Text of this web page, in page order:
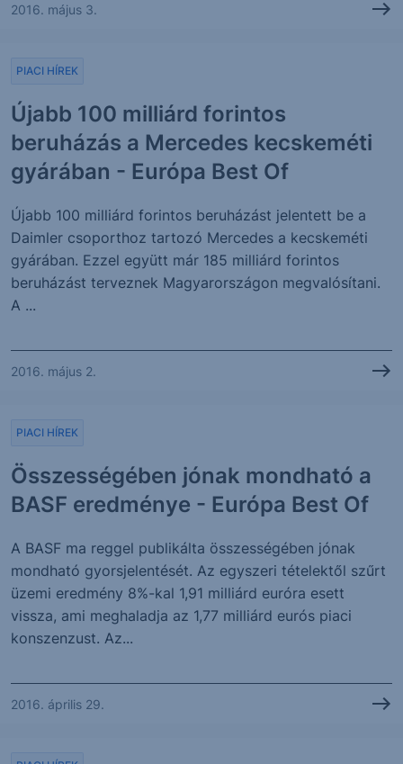
2016. május 3.
Újabb 100 milliárd forintos
beruházás a Mercedes kecskeméti
gyárában - Európa Best Of
PIACI HÍREK
Újabb 100 milliárd forintos beruházást jelentett be a
Daimler csoporthoz tartozó Mercedes a kecskeméti
gyárában. Ezzel együtt már 185 milliárd forintos
beruházást terveznek Magyarországon megvalósítani.
A ...
2016. május 2.
Összességében jónak mondható a
BASF eredménye - Európa Best Of
PIACI HÍREK
A BASF ma reggel publikálta összességében jónak
mondható gyorsjelentését. Az egyszeri tételektől szűrt
üzemi eredmény 8%-kal 1,91 milliárd euróra esett
vissza, ami meghaladja az 1,77 milliárd eurós piaci
konszenzust. Az...
2016. április 29.